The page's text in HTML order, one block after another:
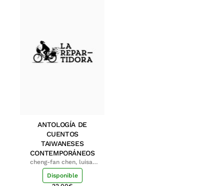
ANTOLOGÍA DE
CUENTOS
TAIWANESES
CONTEMPORÁNEOS
cheng-fan chen, luisa;
shu-ying chang, luisa
Disponible